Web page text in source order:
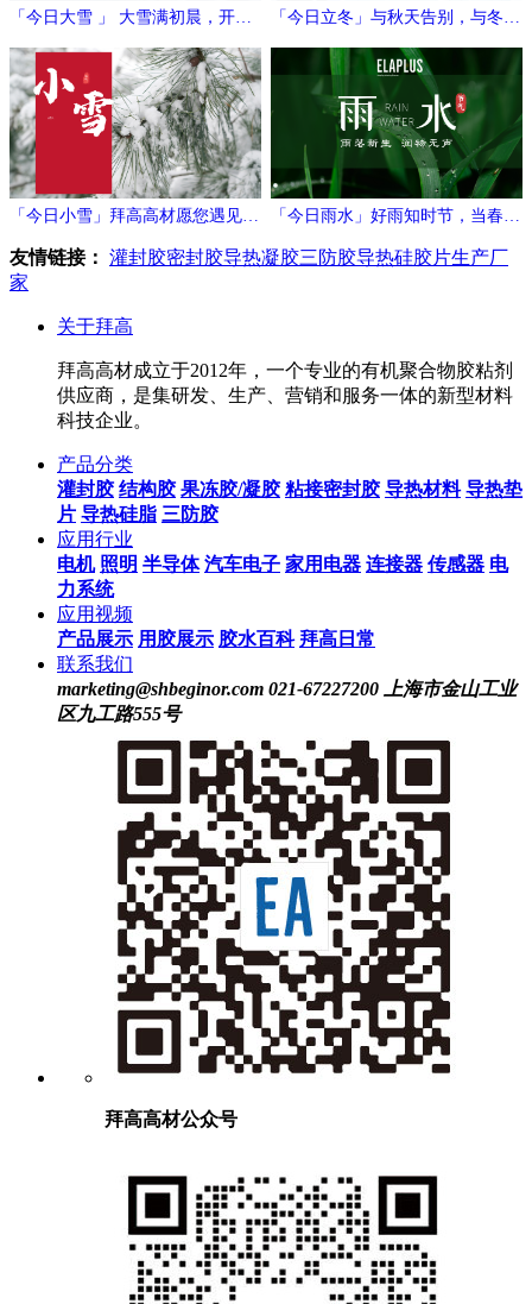
「今日大雪 」 大雪满初晨，开门
万象新
「今日立冬」与秋天告别，与冬日
相拥
「今日小雪」拜高高材愿您遇见冬
日的温暖与期待！
「今日雨水」好雨知时节，当春乃
发生
友情链接： 灌封胶密封胶导热凝胶三防胶导热硅胶片生产厂
家
关于拜高
拜高高材成立于2012年，一个专业的有机聚合物胶粘剂
供应商，是集研发、生产、营销和服务一体的新型材料
科技企业。
产品分类
灌封胶 结构胶 果冻胶/凝胶 粘接密封胶 导热材料 导热垫
片 导热硅脂 三防胶
应用行业
电机 照明 半导体 汽车电子 家用电器 连接器 传感器 电
力系统
应用视频
产品展示 用胶展示 胶水百科 拜高日常
联系我们
marketing@shbeginor.com 021-67227200
上海市金山工业
区九工路555号
拜高高材公众号